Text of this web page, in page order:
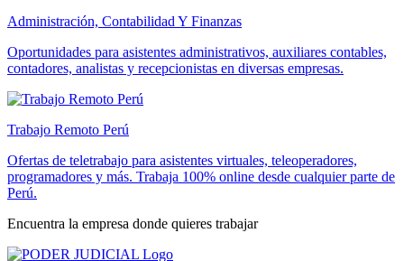
Administración, Contabilidad Y Finanzas
Oportunidades para asistentes administrativos, auxiliares contables,
contadores, analistas y recepcionistas en diversas empresas.
Trabajo Remoto Perú
Ofertas de teletrabajo para asistentes virtuales, teleoperadores,
programadores y más. Trabaja 100% online desde cualquier parte de
Perú.
Encuentra la empresa donde quieres trabajar